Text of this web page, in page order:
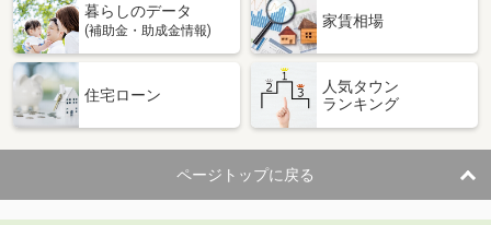
暮らしのデータ
(補助金・助成金情報)
家賃相場
住宅ローン
人気タウン
ランキング
ページトップに戻る